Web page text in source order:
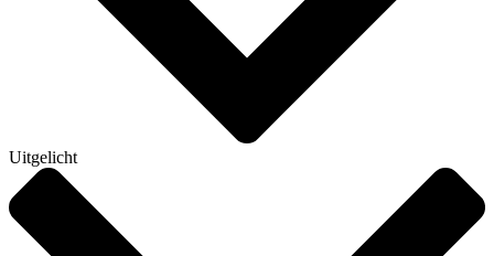
Uitgelicht